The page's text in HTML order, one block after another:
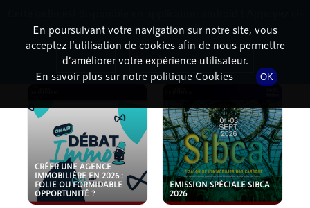
PODCASTS
CRÉER UNE AGENCE
IMMOBILIÈRE EN 2026 :
FOLIE OU FORMIDABLE
OPPORTUNITÉ ?
EMISSION SPÉCIALE SIBCA
2026
En poursuivant votre navigation sur notre site, vous
acceptez l’utilisation de cookies afin de nous permettre
d’améliorer votre expérience utilisateur.
En savoir plus sur notre politique Cookies
OK
dessous pour l'installer.
Non merci Télécharger l'application